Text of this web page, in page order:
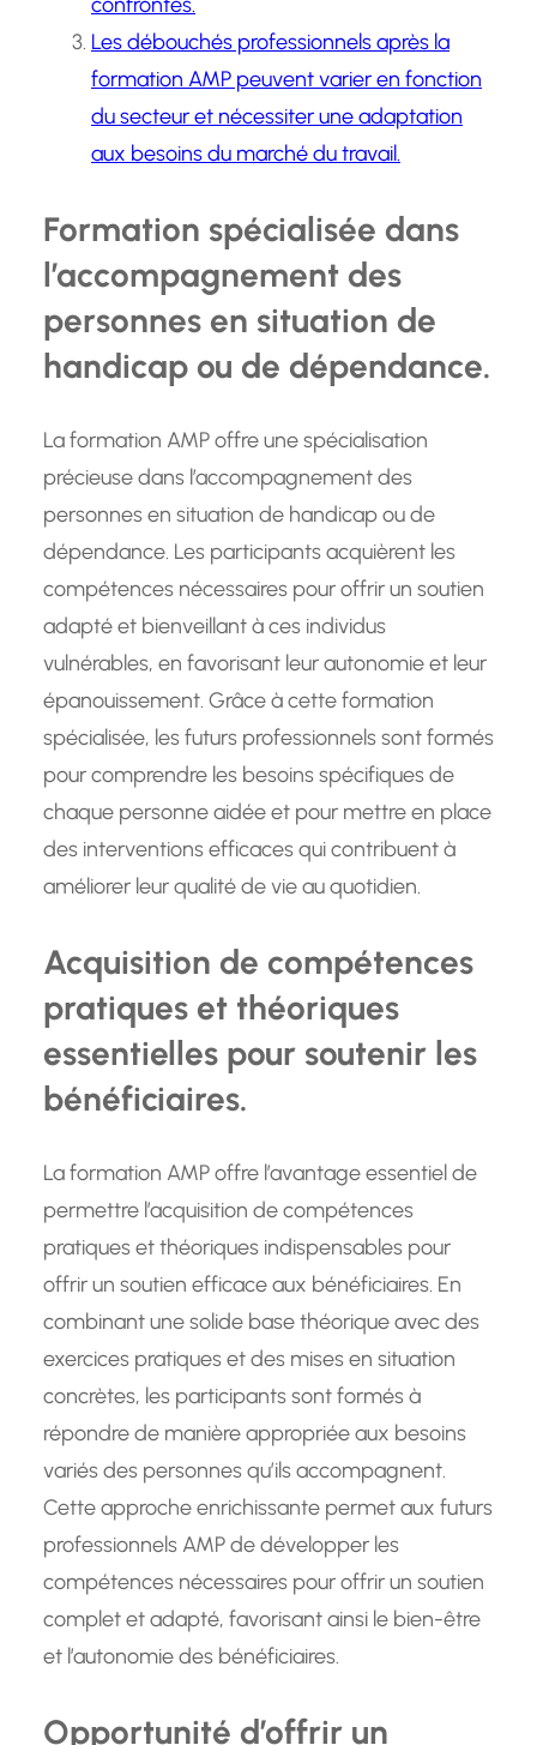
confrontés.
Les débouchés professionnels après la
formation AMP peuvent varier en fonction
du secteur et nécessiter une adaptation
aux besoins du marché du travail.
Formation spécialisée dans
l’accompagnement des
personnes en situation de
handicap ou de dépendance.
La formation AMP offre une spécialisation
précieuse dans l’accompagnement des
personnes en situation de handicap ou de
dépendance. Les participants acquièrent les
compétences nécessaires pour offrir un soutien
adapté et bienveillant à ces individus
vulnérables, en favorisant leur autonomie et leur
épanouissement. Grâce à cette formation
spécialisée, les futurs professionnels sont formés
pour comprendre les besoins spécifiques de
chaque personne aidée et pour mettre en place
des interventions efficaces qui contribuent à
améliorer leur qualité de vie au quotidien.
Acquisition de compétences
pratiques et théoriques
essentielles pour soutenir les
bénéficiaires.
La formation AMP offre l’avantage essentiel de
permettre l’acquisition de compétences
pratiques et théoriques indispensables pour
offrir un soutien efficace aux bénéficiaires. En
combinant une solide base théorique avec des
exercices pratiques et des mises en situation
concrètes, les participants sont formés à
répondre de manière appropriée aux besoins
variés des personnes qu’ils accompagnent.
Cette approche enrichissante permet aux futurs
professionnels AMP de développer les
compétences nécessaires pour offrir un soutien
complet et adapté, favorisant ainsi le bien-être
et l’autonomie des bénéficiaires.
Opportunité d’offrir un